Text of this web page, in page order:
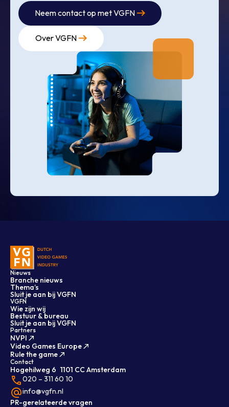
Neem contact op met VGFN
Over VGFN
Nieuws
Branche nieuws
Thema’s
Sluit je aan bij VGFN
VGFN
Wie zijn wij
Bestuur & bureau
Sluit je aan bij VGFN
Partners
NVPI
Video Games Europe
Rule the game
Contact
Hogehilweg 6 1101 CC Amsterdam
020 – 311 60 10
info@vgfn.nl
PR-gerelateerde vragen